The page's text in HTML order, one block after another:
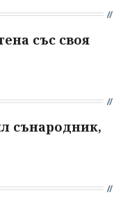
със своя
сънародник,